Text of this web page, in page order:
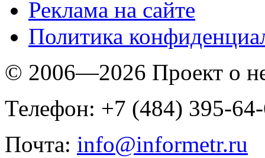
Реклама на сайте
Политика
© 2006—2026 Проект о
Телефон: +7 (484) 395-
Почта: info@informetr.ru